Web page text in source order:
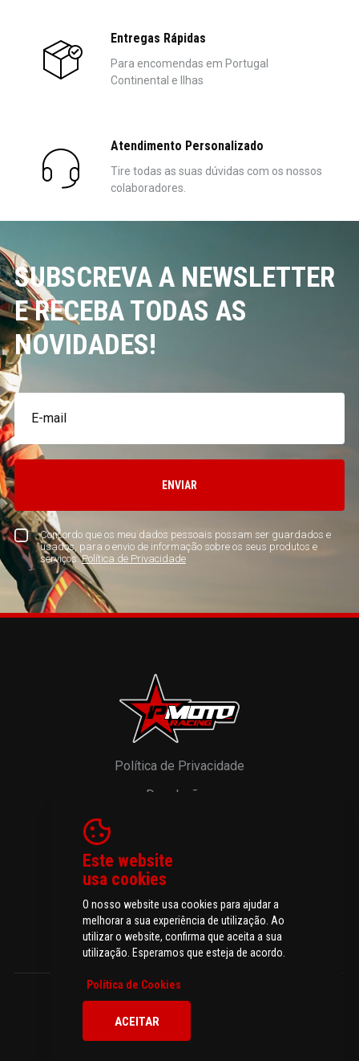
Entregas Rápidas
Para encomendas em Portugal
Continental e Ilhas
Atendimento Personalizado
Tire todas as suas dúvidas com os nossos
colaboradores.
SUBSCREVA A NEWSLETTER
E RECEBA TODAS AS
NOVIDADES!
Concordo que os meu dados pessoais possam ser guardados e
usados, para o envio de informação sobre os seus produtos e
serviços.Política de Privacidade
ENVIAR
Política de Privacidade
Devoluções
Livro de Reclamações
© 2026 P-MOTO - Peças e Acessórios para Motos.
Todos os direitos reservados
Todos os preços incluem IVA à taxa legal em vigor.
Este website
usa cookies
O nosso website usa cookies para ajudar a
melhorar a sua experiência de utilização. Ao
utilizar o website, confirma que aceita a sua
utilização. Esperamos que esteja de acordo.
Política de Cookies
ACEITAR